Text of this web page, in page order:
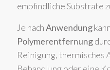
empfindliche Substrate
Je nachAnwendung
Polymerentfernung
Reinigung, thermisches